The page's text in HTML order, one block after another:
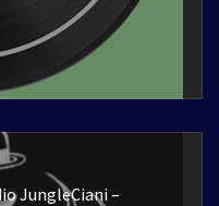
JungleCiani –